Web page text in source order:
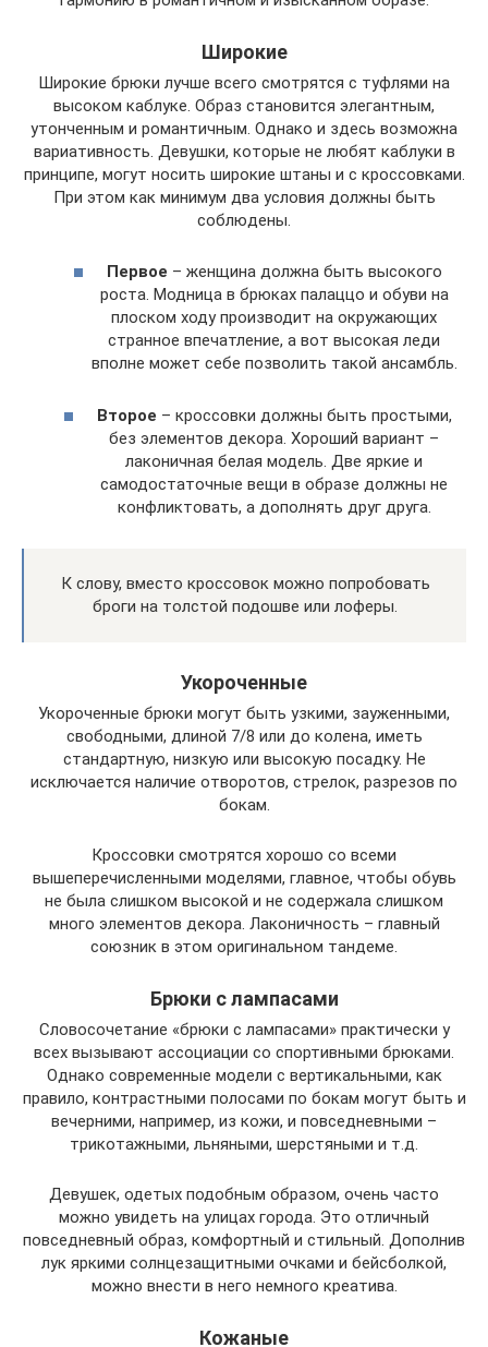
Широкие
Широкие брюки лучше всего смотрятся с туфлями на
высоком каблуке. Образ становится элегантным,
утонченным и романтичным. Однако и здесь возможна
вариативность. Девушки, которые не любят каблуки в
принципе, могут носить широкие штаны и с кроссовками.
При этом как минимум два условия должны быть
соблюдены.
Первое – женщина должна быть высокого
роста. Модница в брюках палаццо и обуви на
плоском ходу производит на окружающих
странное впечатление, а вот высокая леди
вполне может себе позволить такой ансамбль.
Второе – кроссовки должны быть простыми,
без элементов декора. Хороший вариант –
лаконичная белая модель. Две яркие и
самодостаточные вещи в образе должны не
конфликтовать, а дополнять друг друга.
К слову, вместо кроссовок можно попробовать
броги на толстой подошве или лоферы.
Укороченные
Укороченные брюки могут быть узкими, зауженными,
свободными, длиной 7/8 или до колена, иметь
стандартную, низкую или высокую посадку. Не
исключается наличие отворотов, стрелок, разрезов по
бокам.
Кроссовки смотрятся хорошо со всеми
вышеперечисленными моделями, главное, чтобы обувь
не была слишком высокой и не содержала слишком
много элементов декора. Лаконичность – главный
союзник в этом оригинальном тандеме.
Брюки с лампасами
Словосочетание «брюки с лампасами» практически у
всех вызывают ассоциации со спортивными брюками.
Однако современные модели с вертикальными, как
правило, контрастными полосами по бокам могут быть и
вечерними, например, из кожи, и повседневными –
трикотажными, льняными, шерстяными и т.д.
Девушек, одетых подобным образом, очень часто
можно увидеть на улицах города. Это отличный
повседневный образ, комфортный и стильный. Дополнив
лук яркими солнцезащитными очками и бейсболкой,
можно внести в него немного креатива.
Кожаные